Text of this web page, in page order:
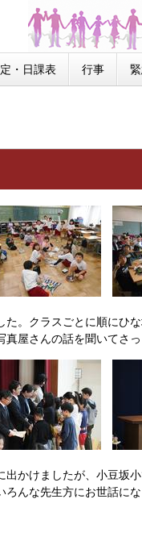
・日課表 行事
。クラスごとに順にひ
屋さんの話を聞いてさ
かけましたが、小豆坂
ろんな先生方にお世話に